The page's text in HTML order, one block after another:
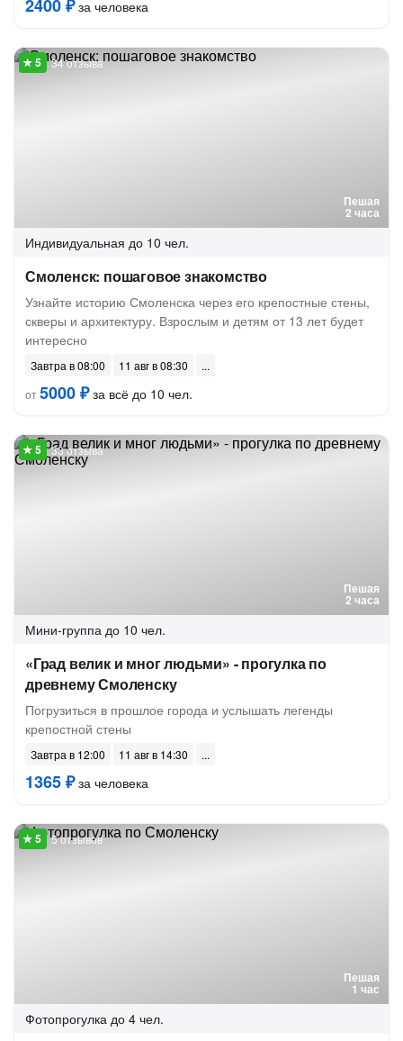
2400 ₽за человека
Пешая
2 часа
34 отзыва
Индивидуальная до 10 чел.
Смоленск: пошаговое знакомство
Узнайте историю Смоленска через его крепостные стены,
скверы и архитектуру. Взрослым и детям от 13 лет будет
интересно
Завтра в 08:00
11 авг в 08:30
от5000 ₽за всё до 10 чел.
Пешая
2 часа
33 отзыва
Мини-группа до 10 чел.
«Град велик и мног людьми» - прогулка по
древнему Смоленску
Погрузиться в прошлое города и услышать легенды
крепостной стены
Завтра в 12:00 11 авг в 14:30
1365 ₽за человека
Пешая
1 час
5 отзывов
Фотопрогулка до 4 чел.